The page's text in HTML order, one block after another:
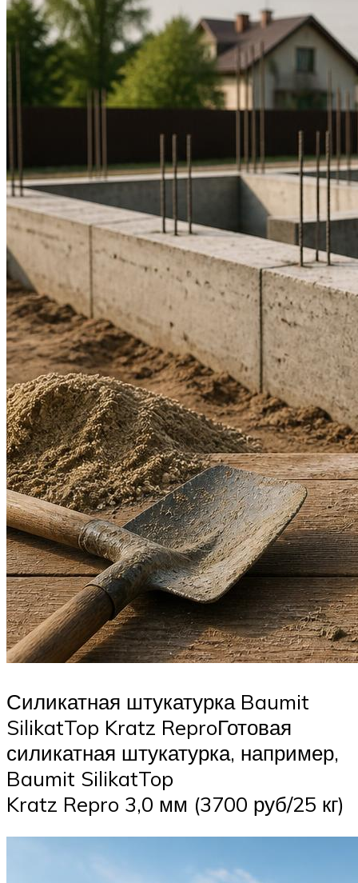
Силикатная штукатурка Baumit
SilikatTop Kratz ReproГотовая
силикатная штукатурка, например,
Baumit SilikatTop
Kratz Repro 3,0 мм (3700 руб/25 кг)